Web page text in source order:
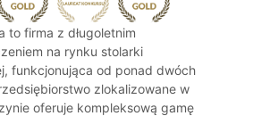
to firma z długoletnim
na rynku stolarki
funkcjonująca od ponad dwóch
zlokalizowane w
oferuje kompleksową gamę